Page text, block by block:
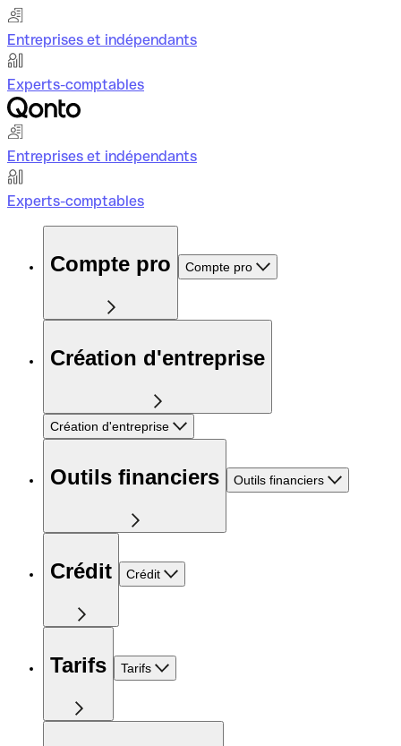
Entreprises et indépendants
Experts-comptables
Entreprises et indépendants
Experts-comptables
Compte pro Compte pro
Création d'entreprise
Création d'entreprise
Outils financiers Outils financiers
Crédit Crédit
Tarifs Tarifs